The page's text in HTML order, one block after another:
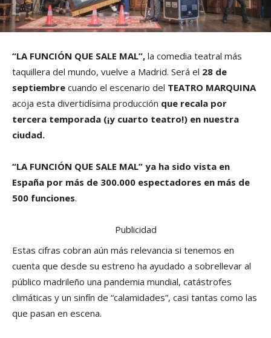
“LA FUNCIÓN QUE SALE MAL”, la comedia teatral más
taquillera del mundo, vuelve a Madrid. Será el 28 de
septiembre cuando el escenario del TEATRO MARQUINA
acoja esta divertidísima producción que recala por
tercera temporada (¡y cuarto teatro!) en nuestra
ciudad.
“LA FUNCIÓN QUE SALE MAL” ya ha sido vista en
España por más de 300.000 espectadores en más de
500 funciones.
Publicidad
Estas cifras cobran aún más relevancia si tenemos en
cuenta que desde su estreno ha ayudado a sobrellevar al
público madrileño una pandemia mundial, catástrofes
climáticas y un sinfín de “calamidades”, casi tantas como las
que pasan en escena.